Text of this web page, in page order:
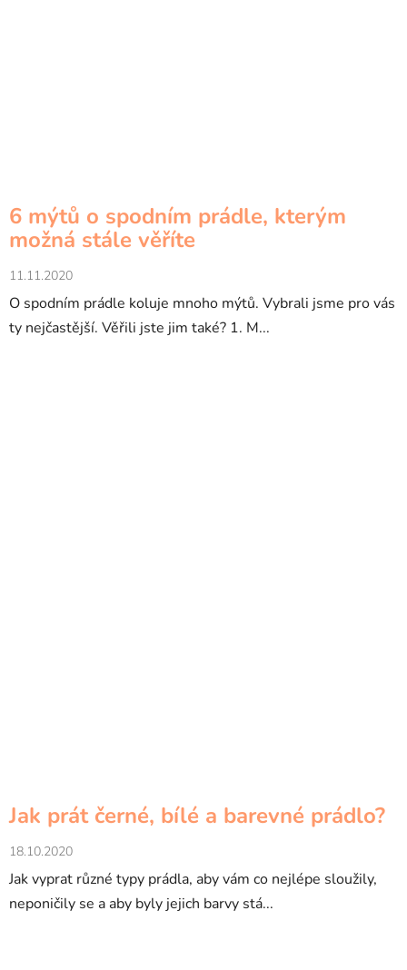
6 mýtů o spodním prádle, kterým
možná stále věříte
11.11.2020
O spodním prádle koluje mnoho mýtů. Vybrali jsme pro vás
ty nejčastější. Věřili jste jim také? 1. M...
Jak prát černé, bílé a barevné prádlo?
18.10.2020
Jak vyprat různé typy prádla, aby vám co nejlépe sloužily,
neponičily se a aby byly jejich barvy stá...